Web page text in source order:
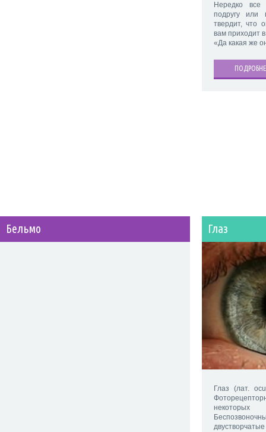
Нередко
подругу или
твердит, что
вам приходит
«Да какая же
Бельмо Глаз
Глаз (лат.